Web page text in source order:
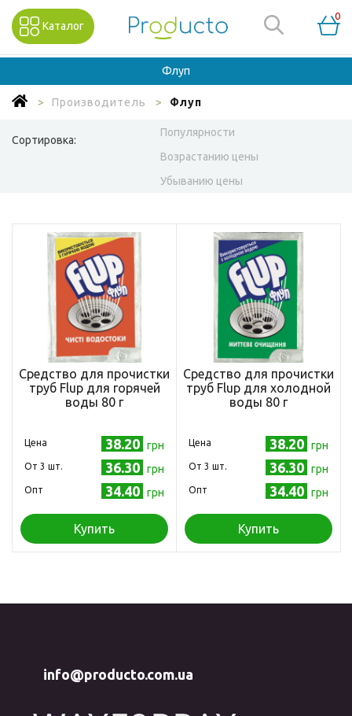
Каталог
0
Флуп
Производитель Флуп
Сортировка:
Популярности
Возрастанию цены
Убыванию цены
Средство для прочистки
труб Flup для горячей
воды 80 г
Цена 38.20 грн
Oт 3 шт. 36.30 грн
Опт 34.40 грн
Купить
Средство для прочистки
труб Flup для холодной
воды 80 г
Цена 38.20 грн
Oт 3 шт. 36.30 грн
Опт 34.40 грн
Купить
info@producto.com.ua